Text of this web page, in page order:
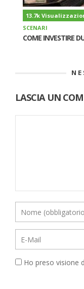
13.7k
SCENARI
COME INVESTIRE
LASCIA UN
Ho preso visione